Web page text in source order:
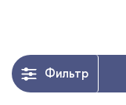
Фильтр